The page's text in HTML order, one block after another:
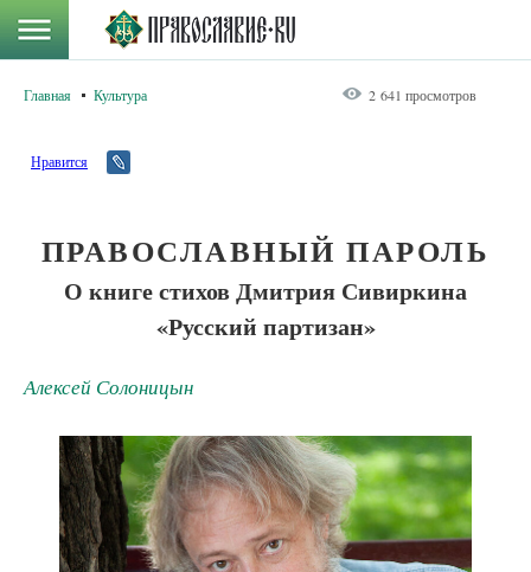
Главная Культура 2 641 просмотров
Нравится
ПРАВОСЛАВНЫЙ ПАРОЛЬ
О книге стихов Дмитрия Сивиркина
«Русский партизан»
Алексей Солоницын